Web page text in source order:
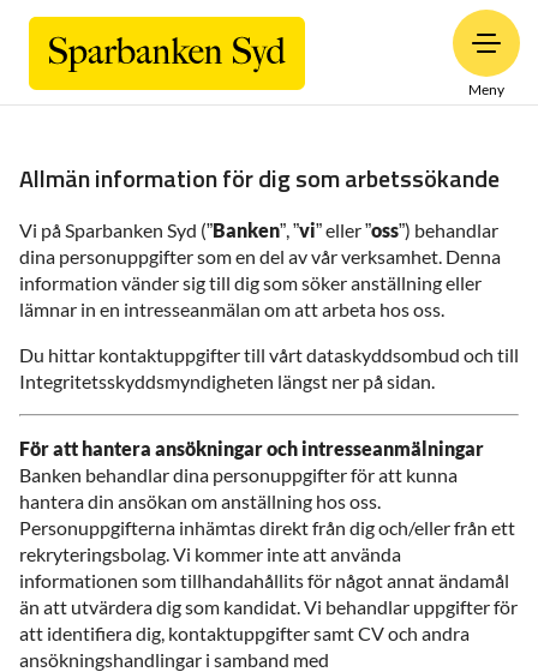
Meny
Allmän information för dig som arbetssökande
Vi på Sparbanken Syd (”Banken”, ”vi” eller ”oss”) behandlar
dina personuppgifter som en del av vår verksamhet. Denna
information vänder sig till dig som söker anställning eller
lämnar in en intresseanmälan om att arbeta hos oss.
Du hittar kontaktuppgifter till vårt dataskyddsombud och till
Integritetsskyddsmyndigheten längst ner på sidan.
För att hantera ansökningar och intresseanmälningar
Banken behandlar dina personuppgifter för att kunna
hantera din ansökan om anställning hos oss.
Personuppgifterna inhämtas direkt från dig och/eller från ett
rekryteringsbolag. Vi kommer inte att använda
informationen som tillhandahållits för något annat ändamål
än att utvärdera dig som kandidat. Vi behandlar uppgifter för
att identifiera dig, kontaktuppgifter samt CV och andra
ansökningshandlingar i samband med